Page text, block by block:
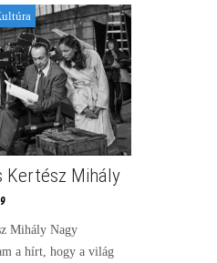
Kertész Mihály
Mihály Nagy
a hírt, hogy a világ